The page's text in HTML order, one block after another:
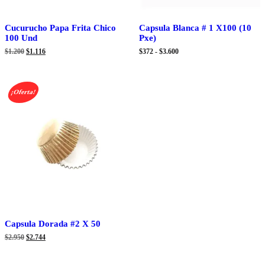
Cucurucho Papa Frita Chico
100 Und
$1.200 El
$1.200.
$1.116El
Capsula Blanca # 1 X100 (10
Pxe)
$372 - $3.600Rango
¡Oferta!
Capsula Dorada #2 X 50
$2.950 El
$2.744El